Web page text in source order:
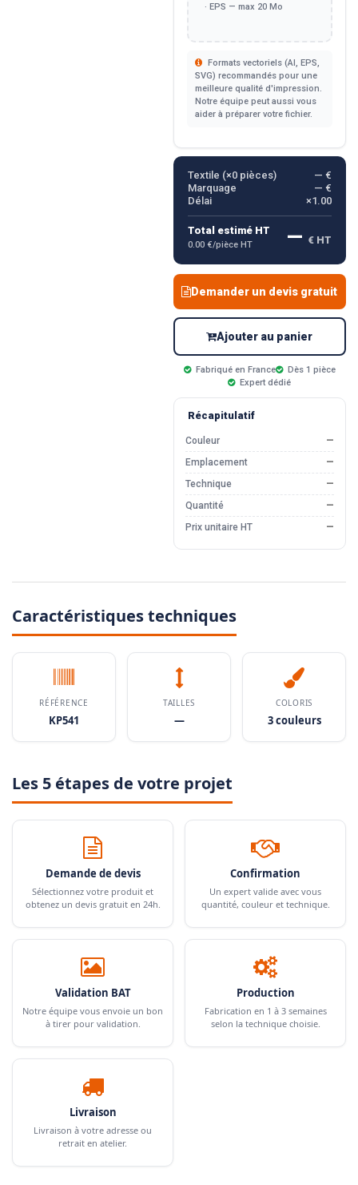
· EPS — max 20 Mo
Formats vectoriels (AI, EPS,
SVG) recommandés pour une
meilleure qualité d'impression.
Notre équipe peut aussi vous
aider à préparer votre fichier.
Textile (×0pièces)
— €
Marquage
— €
Délai
×1.00
Total estimé HT
0.00 €/pièce HT — € HT
Demander un devis gratuit
Ajouter au panier
Fabriqué en France
Dès 1 pièce
Expert dédié
Récapitulatif
Couleur
—
Emplacement
—
Technique
—
Quantité
—
Prix unitaire HT
—
Caractéristiques techniques
RÉFÉRENCE
KP541
TAILLES
—
COLORIS
3 couleurs
Les 5 étapes de votre projet
Demande de devis
Sélectionnez votre produit et
obtenez un devis gratuit en 24h.
Confirmation
Un expert valide avec vous
quantité, couleur et technique.
Validation BAT
Notre équipe vous envoie un bon
à tirer pour validation.
Production
Fabrication en 1 à 3 semaines
selon la technique choisie.
Livraison
Livraison à votre adresse ou
retrait en atelier.